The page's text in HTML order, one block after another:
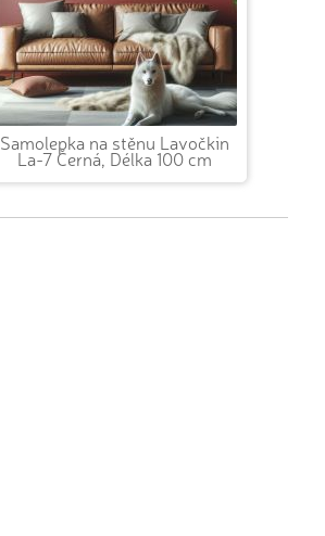
Samolepka na stěnu Lavočkin
La-7 Černá, Délka 100 cm